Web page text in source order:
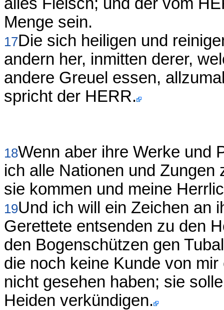
Menge sein.
17Die sich heiligen und
andern her, inmitten derer,
andere Greuel essen,
spricht der HERR.
18Wenn aber ihre Werke und
ich alle Nationen und Zungen
sie kommen und meine
19Und ich will ein Zeichen an
Gerettete entsenden zu den
den Bogenschützen gen
die noch keine Kunde von
nicht gesehen haben; sie
Heiden verkündigen.